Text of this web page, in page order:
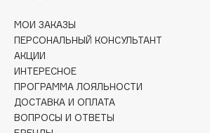
Clive Christian
Club De Nuit
Collagenina
Consly
Corimo
CosRX
МОИ ЗАКАЗЫ
ПЕРСОНАЛЬНЫЙ КОНСУЛЬТАНТ
АКЦИИ
ИНТЕРЕСНОЕ
ПРОГРАММА ЛОЯЛЬНОСТИ
ДОСТАВКА И ОПЛАТА
ВОПРОСЫ И ОТВЕТЫ